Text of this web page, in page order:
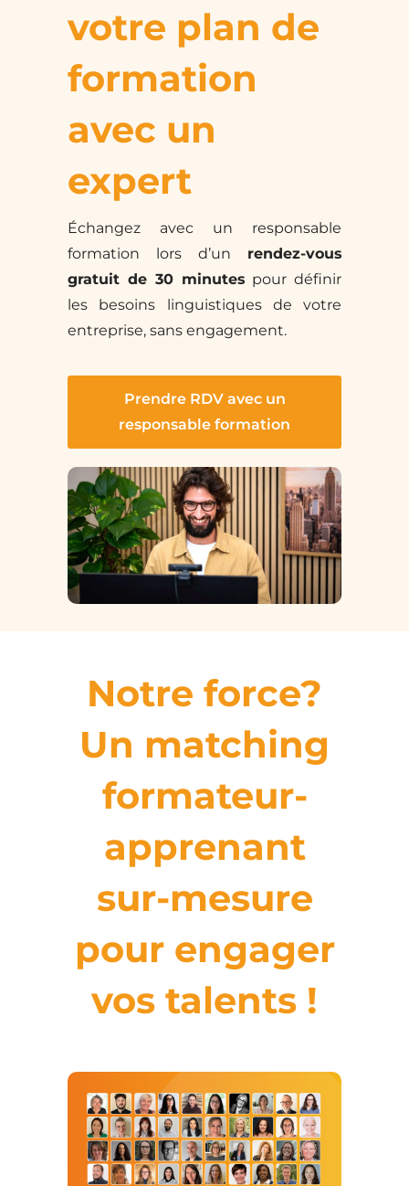
votre plan de
formation
avec un
expert
Échangez avec un responsable
formation lors d’un rendez-vous
gratuit de 30 minutes pour définir
les besoins linguistiques de votre
entreprise, sans engagement.
Prendre RDV avec un
responsable formation
Notre force?
Un matching
formateur-
apprenant
sur-mesure
pour engager
vos talents !